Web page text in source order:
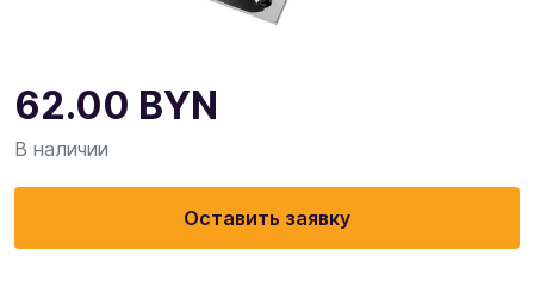
62.00 BYN
В наличии
Оставить заявку